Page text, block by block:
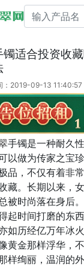
搜索产品名
镯适合投资收
：2019-09-13 11:40:57
手镯是一种耐久
以做为传家之宝
品，不仅有着非
藏。长期以来，
被时尚落在身后
起时间打磨的东
如历经亿万年冰
黄金那样浮华，
样绚丽，温润的